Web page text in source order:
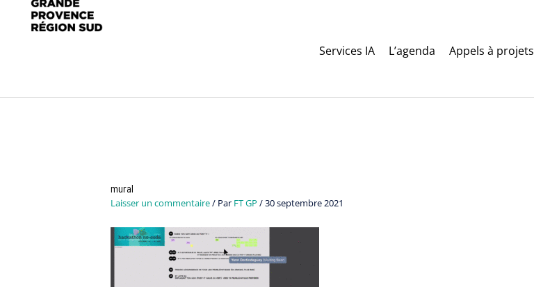
Services IA L’agenda Appels à projets
mural
Laisser un commentaire/ Par FT GP /30 septembre 2021